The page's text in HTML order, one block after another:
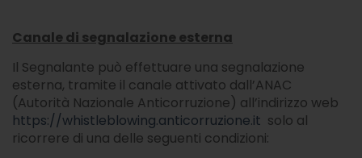
Canale di segnalazione esterna
Il Segnalante può effettuare una segnalazione
esterna, tramite il canale attivato dall’ANAC
(Autorità Nazionale Anticorruzione) all’indirizzo web
https://whistleblowing.anticorruzione.it solo al
ricorrere di una delle seguenti condizioni: